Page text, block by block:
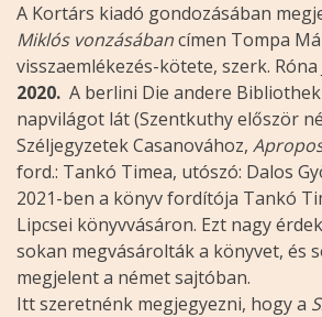
A Kortárs kiadó gondozásában
Miklós vonzásábancímen Tompa
visszaemlékezés-kötete, szerk. Róna
2020. A berlini Die andere
napvilágot lát (Szentkuthy először
Széljegyzetek Casanovához,
ford.: Tankó Timea, utószó: Dalos
2021-ben a könyv fordítója Tankó
Lipcsei könyvvásáron. Ezt nagy
sokan megvásárolták a könyvet, és
megjelent a német sajtóban.
Itt szeretnénk megjegyezni, hogy a